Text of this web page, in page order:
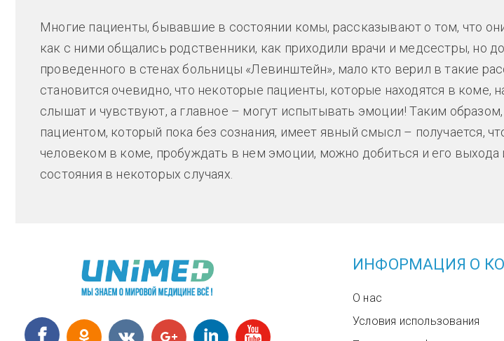
Многие пациенты, бывавшие в состоянии комы, рассказывают о том, что
как с ними общались родственники, как приходили врачи и медсестры, но
проведенного в стенах больницы «Левинштейн», мало кто верил в такие
становится очевидно, что некоторые пациенты, которые находятся в коме,
слышат и чувствуют, а главное – могут испытывать эмоции! Таким
пациентом, который пока без сознания, имеет явный смысл – получается,
человеком в коме, пробуждать в нем эмоции, можно добиться и его выхода
состояния в некоторых случаях.
ИНФОРМАЦИЯ О
О нас
Условия использования